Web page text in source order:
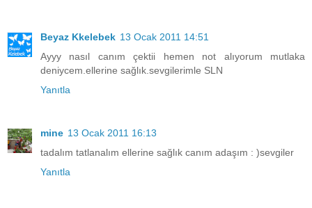
Beyaz Kkelebek 13 Ocak 2011 14:51
Ayyy nasıl canım çektii hemen not alıyorum mutlaka
deniycem.ellerine sağlık.sevgilerimle SLN
Yanıtla
mine 13 Ocak 2011 16:13
tadalım tatlanalım ellerine sağlık canım adaşım : )sevgiler
Yanıtla